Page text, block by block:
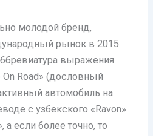
молодой бренд,
рынок в 2015
выражения
Road» (дословный
автомобиль на
с узбекского «Ravon»
а если более точно, то